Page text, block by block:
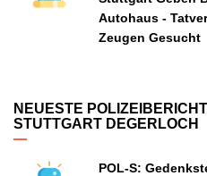
Autohaus -
Zeugen Gesucht
NEUESTE
STUTTGART DEGERLOCH
POL-S: